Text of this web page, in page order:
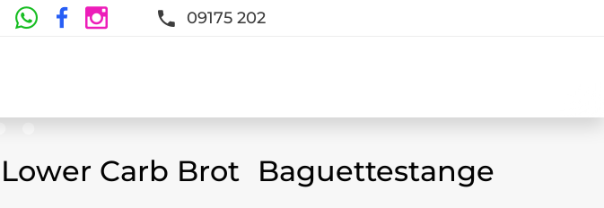
09175 202
Lower Carb Brot Baguettestange